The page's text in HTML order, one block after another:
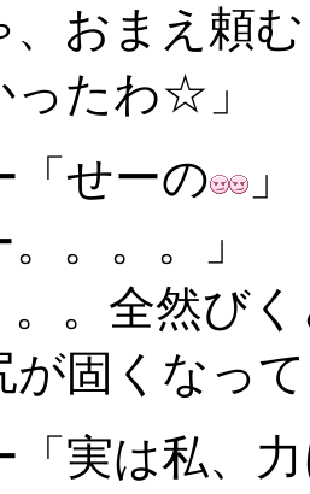
、おまえ頼
ったわ☆」
「せーの
」
。。。」
。。全然び
が固くなっ
「実は私、